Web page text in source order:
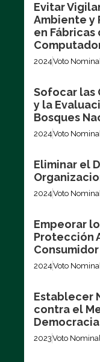
Evitar
Ambiente y
en Fábricas
2024Voto
Sofocar las
y la
Bosques
2024Voto
Eliminar el
2024Voto
Empeorar
Protección
Consumidor
2024Voto
Establecer
contra el
Democracia
2023Voto